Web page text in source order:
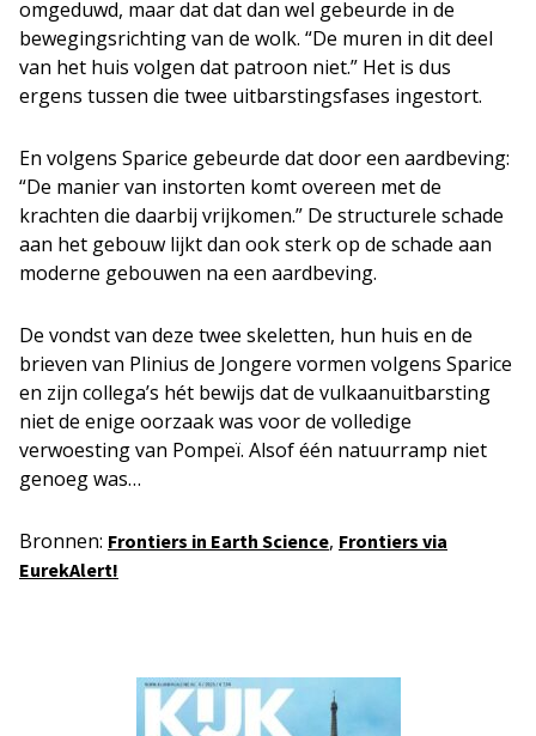
omgeduwd, maar dat dat dan wel gebeurde in de
bewegingsrichting van de wolk. “De muren in dit deel
van het huis volgen dat patroon niet.” Het is dus
ergens tussen die twee uitbarstingsfases ingestort.
En volgens Sparice gebeurde dat door een aardbeving:
“De manier van instorten komt overeen met de
krachten die daarbij vrijkomen.” De structurele schade
aan het gebouw lijkt dan ook sterk op de schade aan
moderne gebouwen na een aardbeving.
De vondst van deze twee skeletten, hun huis en de
brieven van Plinius de Jongere vormen volgens Sparice
en zijn collega’s hét bewijs dat de vulkaanuitbarsting
niet de enige oorzaak was voor de volledige
verwoesting van Pompeï. Alsof één natuurramp niet
genoeg was…
Bronnen: Frontiers in Earth Science, Frontiers via
EurekAlert!